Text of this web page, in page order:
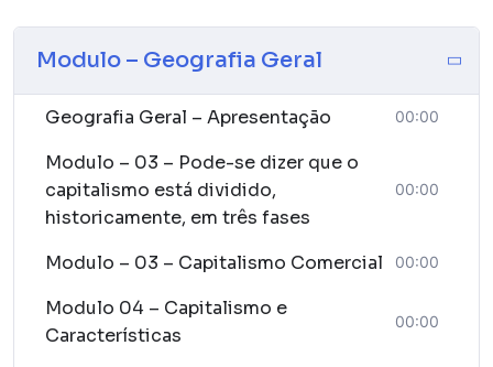
mínima 7,0. Pre – requisitos • o aluno precisa ser maior
de idade e não ter concluído o ensino médio no
modalidade de ensino poderá dá continuidade a seus
Modulo – Geografia Geral
Geografia Geral – Apresentação 00:00
Modulo – 03 – Pode-se dizer que o
capitalismo está dividido,
historicamente, em três fases
00:00
Modulo – 03 – Capitalismo Comercial 00:00
Modulo 04 – Capitalismo e
Características
00:00